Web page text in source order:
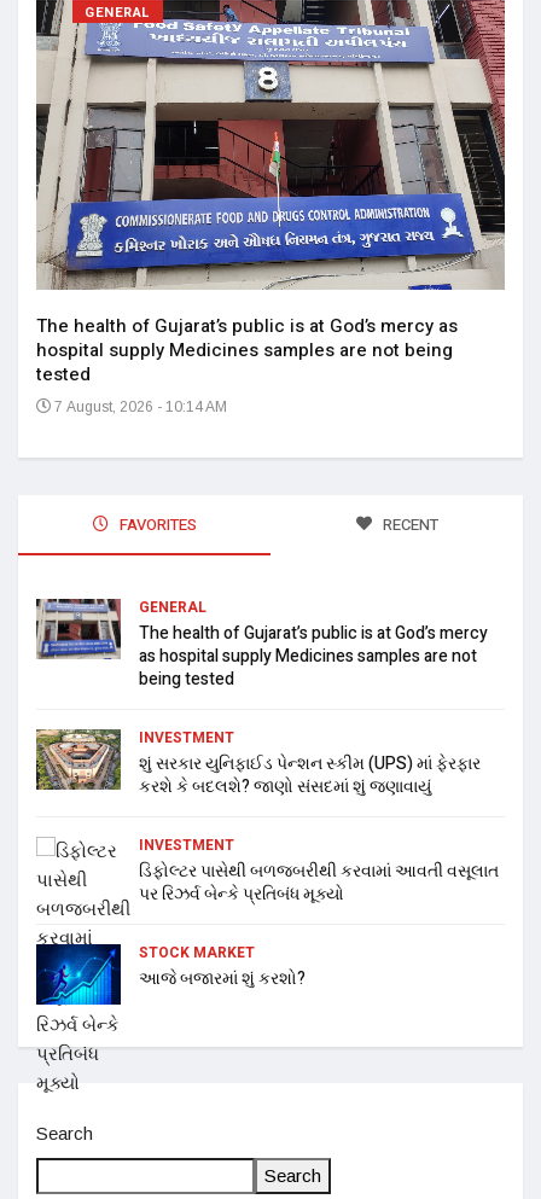
GENERAL
The health of Gujarat’s public is at God’s mercy as
hospital supply Medicines samples are not being
tested
7 August, 2026 - 10:14 AM
FAVORITES RECENT
GENERAL
The health of Gujarat’s public is at God’s mercy
as hospital supply Medicines samples are not
being tested
INVESTMENT
શું સરકાર યુનિફાઈડ પેન્શન સ્કીમ (UPS) માં ફેરફાર
કરશે કે બદલશે? જાણો સંસદમાં શું જણાવાયું
INVESTMENT
ડિફોલ્ટર પાસેથી બળજબરીથી કરવામાં આવતી વસૂલાત
પર રિઝર્વ બેન્કે પ્રતિબંધ મૂક્યો
STOCK MARKET
આજે બજારમાં શું કરશો?
Search
Search